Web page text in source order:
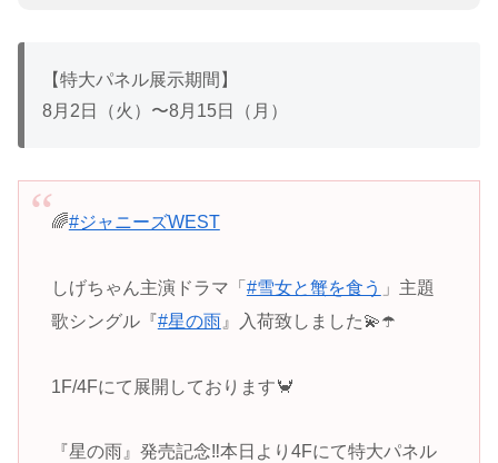
【特大パネル展示期間】
8月2日（火）〜8月15日（月）
🌈#ジャニーズWEST
しげちゃん主演ドラマ「 #雪女と蟹を食う 」主題
歌シングル『#星の雨』入荷致しました💫☂️
1F/4Fにて展開しております🦀
『星の雨』発売記念‼️本日より4Fにて特大パネル